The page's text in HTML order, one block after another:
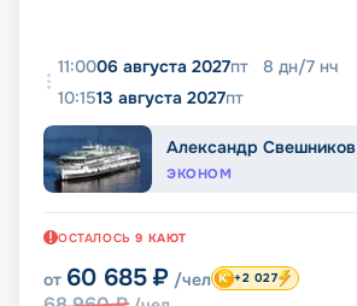
11:0006 августа 2027пт 8 дн/7 нч
10:1513 августа 2027пт
Александр Свешников
ЭКОНОМ
ОСТАЛОСЬ 9 КАЮТ
от 60 685 ₽ /чел +2 027